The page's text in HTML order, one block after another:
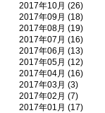
2017年10月 (26)
2017年09月 (18)
2017年08月 (19)
2017年07月 (16)
2017年06月 (13)
2017年05月 (12)
2017年04月 (16)
2017年03月 (3)
2017年02月 (7)
2017年01月 (17)